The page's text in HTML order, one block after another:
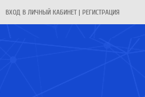
ВХОД В ЛИЧНЫЙ КАБИНЕТ | РЕГИСТРАЦИЯ